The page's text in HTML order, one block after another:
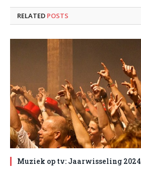
RELATED POSTS
Muziek op tv: Jaarwisseling 2024